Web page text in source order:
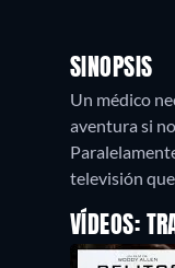
SINOPSIS
Un médico
aventura si
televisión
VÍDEOS: